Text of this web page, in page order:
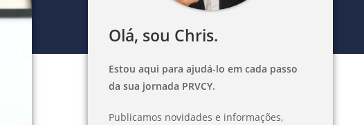
Olá, sou Chris.
Estou aqui para ajudá-lo em cada passo
da sua jornada PRVCY.
Publicamos novidades e informações,